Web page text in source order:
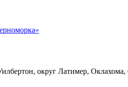
округ Латимер,